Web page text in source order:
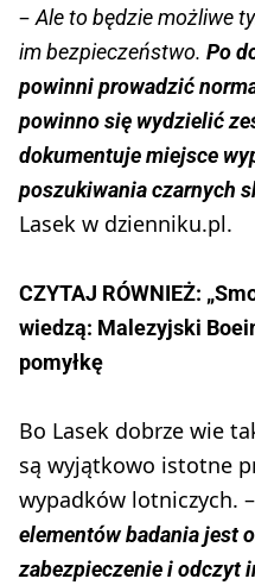
–Ale to będzie możliwe
im bezpieczeństwo. Po
powinni prowadzić
powinno się wydzielić
dokumentuje miejsce
poszukiwania czarnych
Lasek w dzienniku.pl.
CZYTAJ RÓWNIEŻ:
wiedzą: Malezyjski
pomyłkę
Bo Lasek dobrze wie
są wyjątkowo istotne
wypadków lotniczych. –
elementów badania jest
zabezpieczenie i odczyt